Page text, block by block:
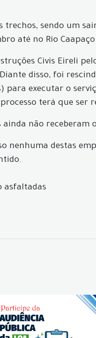
sendo um
até no Rio Caapaço.
Civis Eireli
disso, foi
executar o
terá que ser
não receberam
nenhuma destas
asfaltadas